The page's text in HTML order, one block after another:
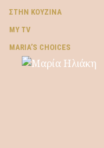
ΣΤΗΝ ΚΟΥΖΊΝΑ
MY TV
ΜARIA’S CHOICES